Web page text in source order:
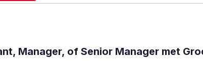
Manager, of Senior Manager met